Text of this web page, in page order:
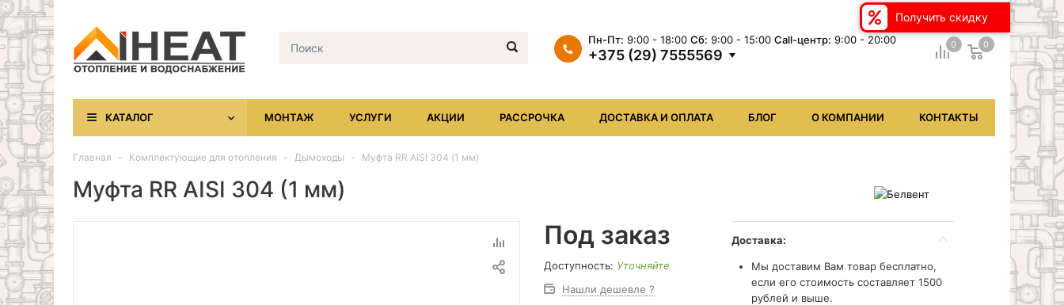
Пн-Пт: 9:00 - 18:00 Сб: 9:00 - 15:00 Сall-центр: 9:00 - 20:00
+375 (29) 7555569
+375 (17) XXX
КАТАЛОГ МОНТАЖ УСЛУГИ АКЦИИ РАССРОЧКА ДОСТАВКА И ОПЛАТА БЛОГ О КОМПАНИИ КОНТАКТЫ
0 0
Главная Комплектующие для отопления Дымоходы Муфта RR AISI 304 (1 мм)
Муфта RR AISI 304 (1 мм)
Под заказ
Доступность: Уточняйте
Нашли дешевле ?
Доставка:
Мы доставим Вам товар бесплатно,
если его стоимость составляет 1500
рублей и выше.
Получить скидку